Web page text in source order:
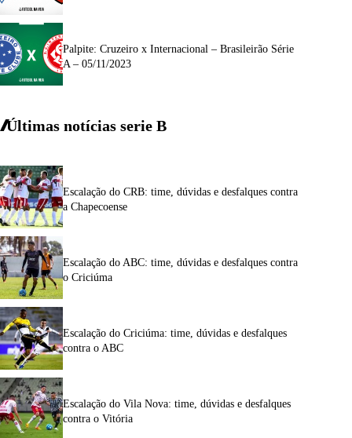
Palpite: Cruzeiro x Internacional – Brasileirão Série
A – 05/11/2023
Últimas notícias serie B
Escalação do CRB: time, dúvidas e desfalques contra
a Chapecoense
Escalação do ABC: time, dúvidas e desfalques contra
o Criciúma
Escalação do Criciúma: time, dúvidas e desfalques
contra o ABC
Escalação do Vila Nova: time, dúvidas e desfalques
contra o Vitória